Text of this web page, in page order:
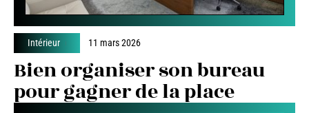
Intérieur 11 mars 2026
Bien organiser son bureau
pour gagner de la place